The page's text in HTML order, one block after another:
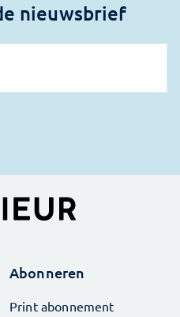
nieuwsbrief
Abonneren
Print abonnement